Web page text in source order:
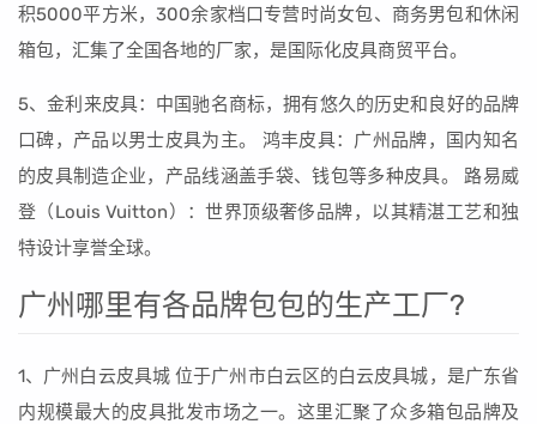
积5000平方米，300余家档口专营时尚女包、商务男包和休闲
箱包，汇集了全国各地的厂家，是国际化皮具商贸平台。
5、金利来皮具：中国驰名商标，拥有悠久的历史和良好的品牌
口碑，产品以男士皮具为主。 鸿丰皮具：广州品牌，国内知名
的皮具制造企业，产品线涵盖手袋、钱包等多种皮具。 路易威
登（Louis Vuitton）：世界顶级奢侈品牌，以其精湛工艺和独
特设计享誉全球。
广州哪里有各品牌包包的生产工厂?
1、广州白云皮具城 位于广州市白云区的白云皮具城，是广东省
内规模最大的皮具批发市场之一。这里汇聚了众多箱包品牌及